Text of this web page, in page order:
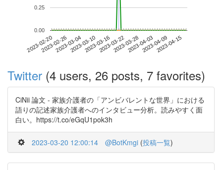
2023-02-202023-02-262023-03-042023-03-102023-03-162023-03-222023-03-282023-04-032023-04-092023-04-15
0.00
0.25
Twitter (4 users, 26 posts, 7 favorites)
CiNii 論文 - 家族介護者の「アンビバレントな世界」における
語りの記述家族介護者へのインタビュー分析。読みやすく面
白い。https://t.co/eGqU1pok3h
2023-03-20 12:00:14 @BotKmgi (投稿一覧)